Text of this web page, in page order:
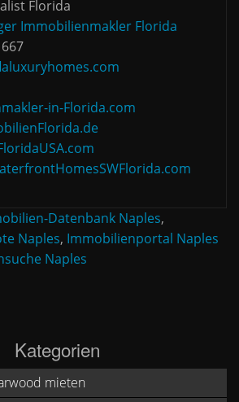
Florida
Immobilienmakler Florida
in-Florida.com
Datenbank Naples,
Naples, Immobilienportal Naples
Naples
Kategorien
mieten